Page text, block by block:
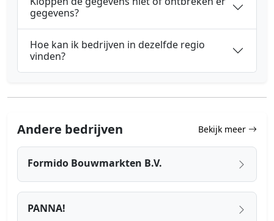
gegevens?
Hoe kan ik bedrijven in dezelfde regio
vinden?
Andere bedrijven Bekijk meer
Formido Bouwmarkten B.V.
PANNA!